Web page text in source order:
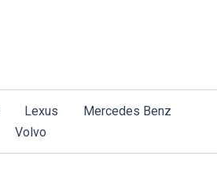
Lexus
Mercedes Benz
Volvo